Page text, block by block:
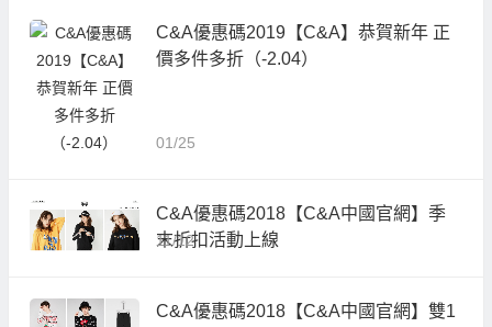
C&A優惠碼2019【C&A】恭賀新年 正
價多件多折（-2.04）
01/25
C&A優惠碼2018【C&A中國官網】季
末折扣活動上線
11/12
C&A優惠碼2018【C&A中國官網】雙1